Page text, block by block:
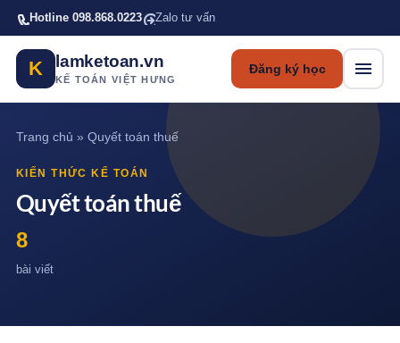
Bỏ qua tới nội dung chính
Hotline 098.868.0223 Zalo tư vấn
K lamketoan.vn
KẾ TOÁN VIỆT HƯNG
Đăng ký học
Trang chủ » Quyết toán thuế
KIẾN THỨC KẾ TOÁN
Quyết toán thuế
8
bài viết